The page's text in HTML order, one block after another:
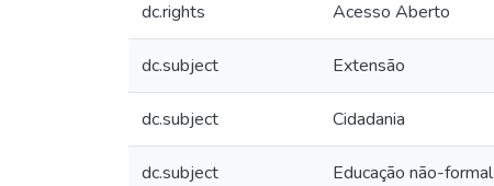
dc.rights Acesso Aberto
dc.subject Extensão
dc.subject Cidadania
dc.subject Educação não-formal